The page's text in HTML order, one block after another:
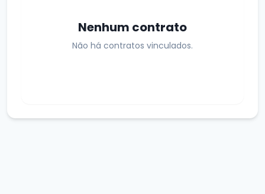
Nenhum contrato
Não há contratos vinculados.